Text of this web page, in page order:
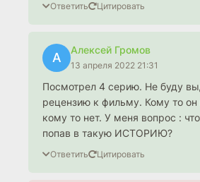
Ответить Цитировать
А
Алексей Громов
13 апреля 2022 21:31
Посмотрел 4 серию. Не буду
рецензию к фильму. Кому то он
кому то нет. У меня вопрос :
попав в такую ИСТОРИЮ?
Ответить Цитировать